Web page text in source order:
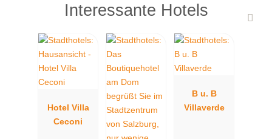
Interessante Hotels
Hotel Villa
Ceconi
B u. B
Villaverde